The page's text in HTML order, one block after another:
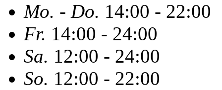
Mo. - Do. 14:00 - 22:00
Fr. 14:00 - 24:00
Sa. 12:00 - 24:00
So. 12:00 - 22:00